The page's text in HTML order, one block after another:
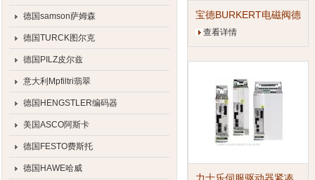
德国samson萨姆森
德国TURCK图尔克
德国PILZ皮尔兹
意大利Mpfiltri翡翠
德国HENGSTLER编码器
美国ASCO阿斯卡
德国FESTO费斯托
德国HAWE哈威
宝德BURKERT电磁阀德
国批发价格
查看详情